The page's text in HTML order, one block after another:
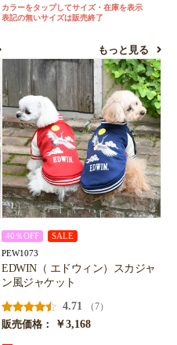
カラーをタップしてサイズ・在庫を表示
表記の無いサイズは販売終了
もっと見る
40％OFF SALE
PEW1073
EDWIN（ エドウィン）スカジャ
ン風ジャケット
4.71
（7）
販売価格：
￥3,168